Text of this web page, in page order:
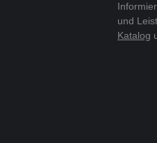
und
Katalog